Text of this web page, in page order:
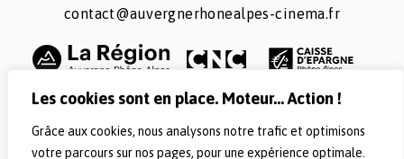
Les cookies sont en place. Moteur... Action !
Grâce aux cookies, nous analysons notre trafic et optimisons
votre parcours sur nos pages, pour une expérience optimale.
contact@auvergnerhonealpes-cinema.fr
SUIVEZ-NOUS